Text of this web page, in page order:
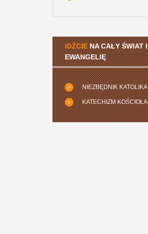
IDŹCIENA CAŁY ŚWIAT
EWANGELIĘ
NIEZBĘDNIK
KATECHIZM